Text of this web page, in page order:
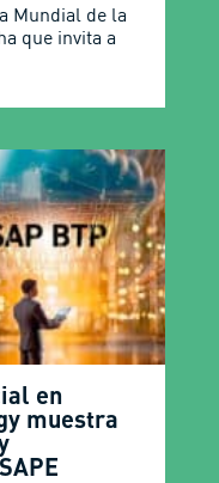
Mundial de la
que invita a
en
muestra